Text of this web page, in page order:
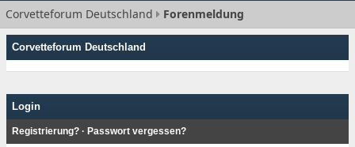
Corvetteforum Deutschland Forenmeldung
Corvetteforum Deutschland
Login
Registrierung? · Passwort vergessen?